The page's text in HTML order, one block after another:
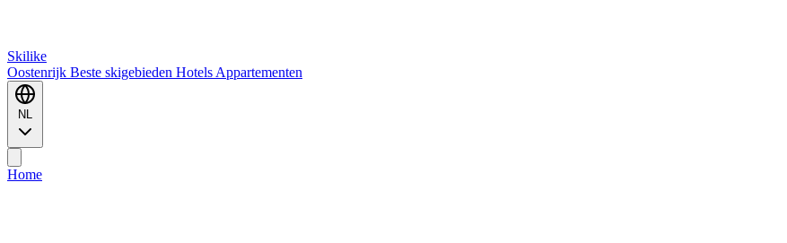
Skilike
Oostenrijk Beste skigebieden Hotels Appartementen
NL
Home